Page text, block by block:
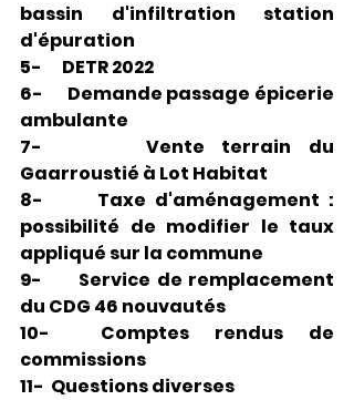
bassin d'infiltration station
d'épuration
5-      DETR 2022
6-      Demande passage épicerie
ambulante
7-      Vente terrain du
Gaarroustié à Lot Habitat
8-      Taxe d'aménagement :
possibilité de modifier le taux
appliqué sur la commune
9-      Service de remplacement
du CDG 46 nouvautés
10-  Comptes rendus de
commissions
11-  Questions diverses